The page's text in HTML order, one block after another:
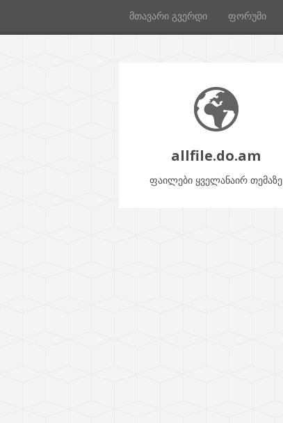
მთავარი გვერდი ფორუმი
allfile.do.am
ფაილები ყველანაირ თემაზე